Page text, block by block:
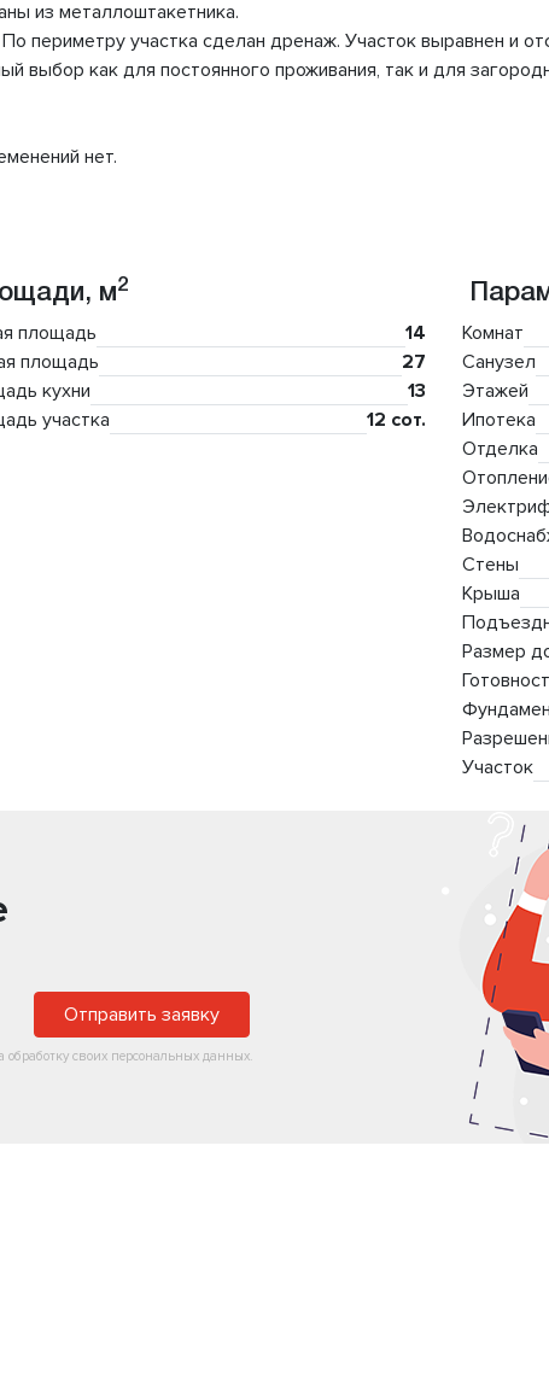
из металлоштакетника.
периметру участка сделан дренаж. Участок выравнен и
выбор как для постоянного проживания, так и для
нет.
м2
площадь
14
площадь
27
кухни
13
участка
12 сот.
Комнат
Санузел
Этажей
Ипотека
Отделка
Стены
Крыша
Размер
Участок
Отправить заявку
обработку своих персональных данных.